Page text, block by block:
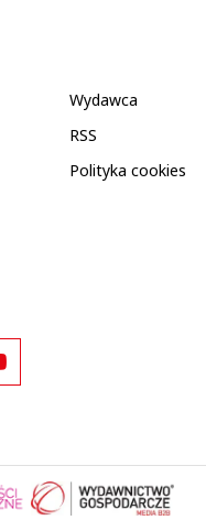
Wydawca
RSS
Polityka cookies